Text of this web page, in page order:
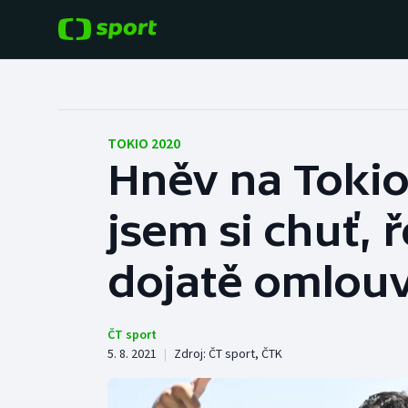
Hokej
Tenis
Atletika
Baseball a softbal
Basketbal
Biatlon
TOKIO 2020
Hněv na
jsem si chuť,
dojatě
ČT sport
5. 8. 2021 | Zdroj: ČT sport, ČTK